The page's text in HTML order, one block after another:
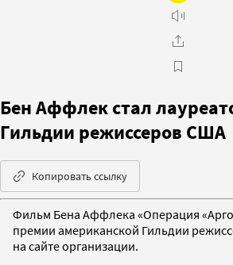
Бен Аффлек стал
Гильдии режиссеров США
Копировать ссылку
Фильм Бена Аффлека «Операция
премии американской Гильдии
на сайте организации.